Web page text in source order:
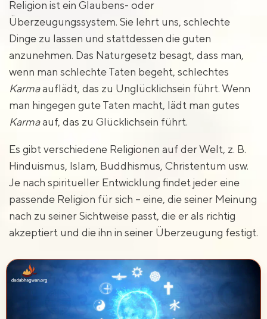
Religion ist ein Glaubens- oder
Überzeugungssystem. Sie lehrt uns, schlechte
Dinge zu lassen und stattdessen die guten
anzunehmen. Das Naturgesetz besagt, dass man,
wenn man schlechte Taten begeht, schlechtes
Karmaauflädt, das zu Unglücklichsein führt. Wenn
man hingegen gute Taten macht, lädt man gutes
Karmaauf, das zu Glücklichsein führt.
Es gibt verschiedene Religionen auf der Welt, z. B.
Hinduismus, Islam, Buddhismus, Christentum usw.
Je nach spiritueller Entwicklung findet jeder eine
passende Religion für sich – eine, die seiner Meinung
nach zu seiner Sichtweise passt, die er als richtig
akzeptiert und die ihn in seiner Überzeugung festigt.